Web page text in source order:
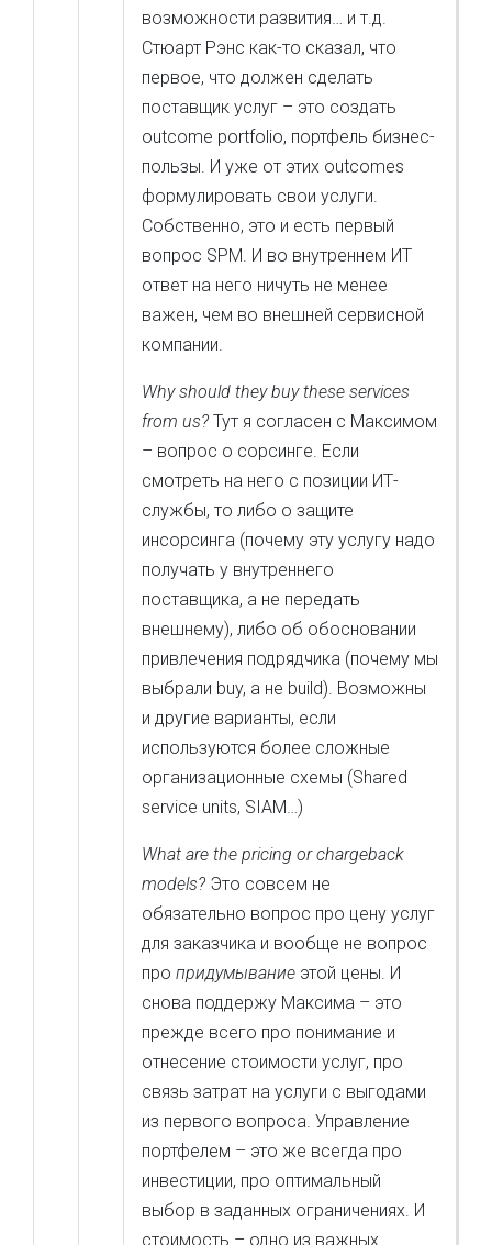
возможности развития… и т.д.
Стюарт Рэнс как-то сказал, что
первое, что должен сделать
поставщик услуг – это создать
outcome portfolio, портфель бизнес-
пользы. И уже от этих outcomes
формулировать свои услуги.
Собственно, это и есть первый
вопрос SPM. И во внутреннем ИТ
ответ на него ничуть не менее
важен, чем во внешней сервисной
компании.
Why should they buy these services
from us? Тут я согласен с Максимом
– вопрос о сорсинге. Если
смотреть на него с позиции ИТ-
службы, то либо о защите
инсорсинга (почему эту услугу надо
получать у внутреннего
поставщика, а не передать
внешнему), либо об обосновании
привлечения подрядчика (почему мы
выбрали buy, а не build). Возможны
и другие варианты, если
используются более сложные
организационные схемы (Shared
service units, SIAM…)
What are the pricing or chargeback
models? Это совсем не
обязательно вопрос про цену услуг
для заказчика и вообще не вопрос
про придумывание этой цены. И
снова поддержу Максима – это
прежде всего про понимание и
отнесение стоимости услуг, про
связь затрат на услуги с выгодами
из первого вопроса. Управление
портфелем – это же всегда про
инвестиции, про оптимальный
выбор в заданных ограничениях. И
стоимость – одно из важных